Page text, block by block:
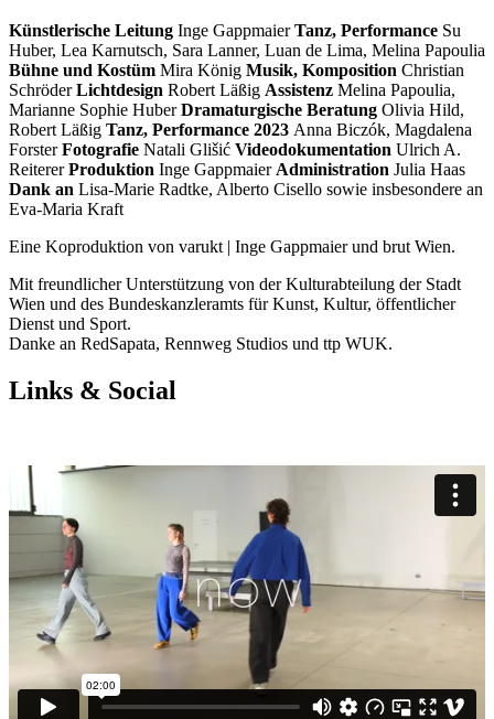
Künstlerische Leitung Inge GappmaierTanz, Performance Su
Huber, Lea Karnutsch, Sara Lanner, Luan de Lima, Melina Papoulia
Bühne und Kostüm Mira König Musik, Komposition Christian
SchröderLichtdesign Robert Läßig Assistenz Melina Papoulia,
Marianne Sophie HuberDramaturgische Beratung Olivia Hild,
Robert Läßig Tanz, Performance 2023 Anna Biczók, Magdalena
ForsterFotografie Natali Glišić Videodokumentation Ulrich A.
ReitererProduktion Inge GappmaierAdministration Julia Haas
Dank an Lisa-Marie Radtke, Alberto Cisello sowie insbesondere an
Eva-Maria Kraft
Eine Koproduktion von varukt | Inge Gappmaier und brut Wien.
Mit freundlicher Unterstützung von der Kulturabteilung der Stadt
Wien und des Bundeskanzleramts für Kunst, Kultur, öffentlicher
Dienst und Sport.
Danke an RedSapata, Rennweg Studios und ttp WUK.
Links & Social